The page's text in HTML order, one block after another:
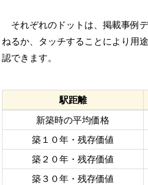
それぞれのドットは、掲載事例
ねるか、タッチすることにより用
認できます。
駅距離
新築時の平均価格
築１０年・残存価値
築２０年・残存価値
築３０年・残存価値